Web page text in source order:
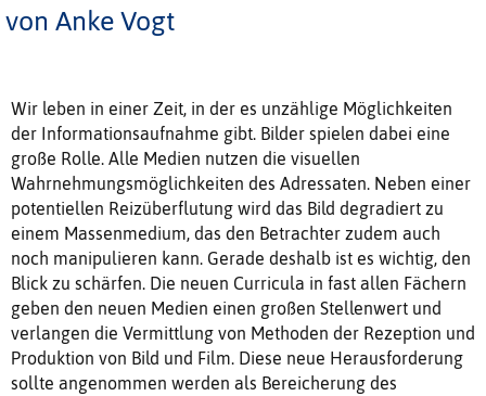
von Anke Vogt
Wir leben in einer Zeit, in der es unzählige Möglichkeiten
der Informationsaufnahme gibt. Bilder spielen dabei eine
große Rolle. Alle Medien nutzen die visuellen
Wahrnehmungsmöglichkeiten des Adressaten. Neben einer
potentiellen Reizüberflutung wird das Bild degradiert zu
einem Massenmedium, das den Betrachter zudem auch
noch manipulieren kann. Gerade deshalb ist es wichtig, den
Blick zu schärfen. Die neuen Curricula in fast allen Fächern
geben den neuen Medien einen großen Stellenwert und
verlangen die Vermittlung von Methoden der Rezeption und
Produktion von Bild und Film. Diese neue Herausforderung
sollte angenommen werden als Bereicherung des